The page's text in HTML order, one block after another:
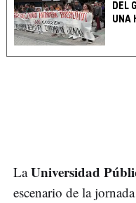
DEL
UNA
LaUniversidad
escenario de la